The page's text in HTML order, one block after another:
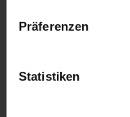
Präferenzen
Statistiken